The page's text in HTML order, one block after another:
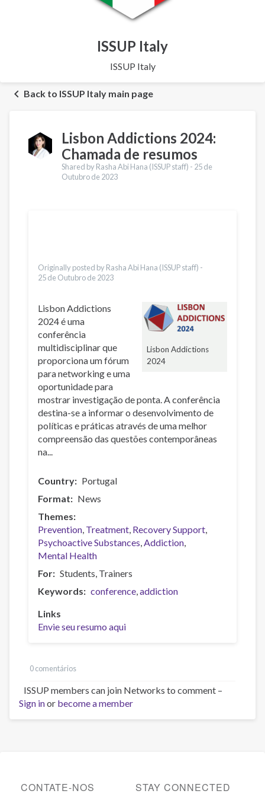
ISSUP Italy
ISSUP Italy
Back to ISSUP Italy main page
Lisbon Addictions 2024:
Chamada de resumos
Shared by Rasha Abi Hana (ISSUP staff) - 25 de
Outubro de 2023
Originally posted by Rasha Abi Hana (ISSUP staff) -
25 de Outubro de 2023
Lisbon Addictions
2024
Lisbon Addictions
2024 é uma
conferência
multidisciplinar que
proporciona um fórum
para networking e uma
oportunidade para
mostrar investigação de ponta. A conferência
destina-se a informar o desenvolvimento de
políticas e práticas através de uma melhor
compreensão das questões contemporâneas
na...
Country
Portugal
Format
News
Themes
Prevention Treatment Recovery Support
Psychoactive Substances Addiction
Mental Health
For
Students Trainers
Keywords
conference addiction
Links
Envie seu resumo aqui
0 comentários
ISSUP members can join Networks to comment –
Sign inor become a member
CONTATE-NOS STAY CONNECTED